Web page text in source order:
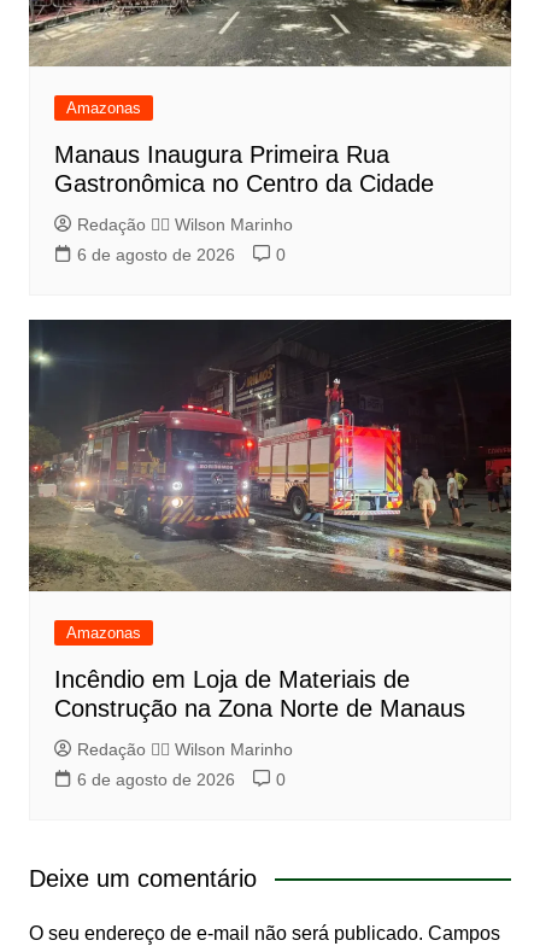
Amazonas
Manaus Inaugura Primeira Rua
Gastronômica no Centro da Cidade
Redação 👨‍⚖️​ Wilson Marinho
6 de agosto de 2026
0
Amazonas
Incêndio em Loja de Materiais de
Construção na Zona Norte de Manaus
Redação 👨‍⚖️​ Wilson Marinho
6 de agosto de 2026
0
Deixe um comentário
O seu endereço de e-mail não será publicado. Campos